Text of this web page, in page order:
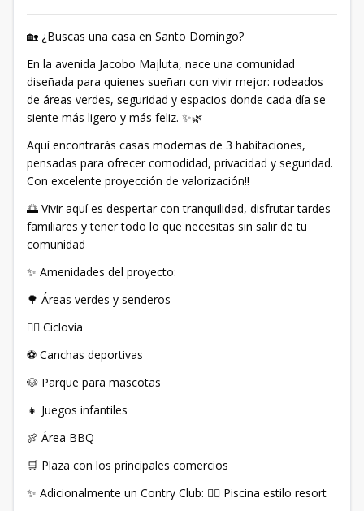
🏡 ¿Buscas una casa en Santo Domingo?
En la avenida Jacobo Majluta, nace una comunidad
diseñada para quienes sueñan con vivir mejor: rodeados
de áreas verdes, seguridad y espacios donde cada día se
siente más ligero y más feliz. ✨🌿
Aquí encontrarás casas modernas de 3 habitaciones,
pensadas para ofrecer comodidad, privacidad y seguridad.
Con excelente proyección de valorización!!
🌅 Vivir aquí es despertar con tranquilidad, disfrutar tardes
familiares y tener todo lo que necesitas sin salir de tu
comunidad
✨ Amenidades del proyecto:
🌳 Áreas verdes y senderos
🚴‍♀️ Ciclovía
⚽ Canchas deportivas
🐶 Parque para mascotas
👧 Juegos infantiles
🍖 Área BBQ
🛒 Plaza con los principales comercios
✨ Adicionalmente un Contry Club: 🏊‍♂️ Piscina estilo resort